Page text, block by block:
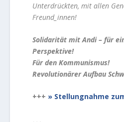
Unterdrückten, mit allen
Freund_innen!
Solidarität mit Andi – für
Perspektive!
Für den Kommunismus!
Revolutionärer Aufbau
+++ Stellungnahme